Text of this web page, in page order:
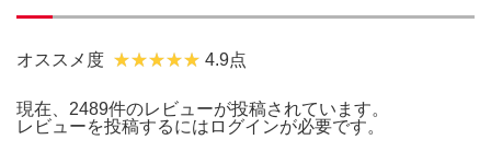
オススメ度 4.9点
現在、2489件のレビューが投稿されています。
レビューを投稿するには ログインが必要です。